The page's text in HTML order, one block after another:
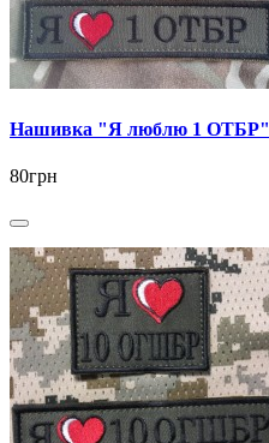
Нашивка "Я люблю 1 ОТБР"
80грн